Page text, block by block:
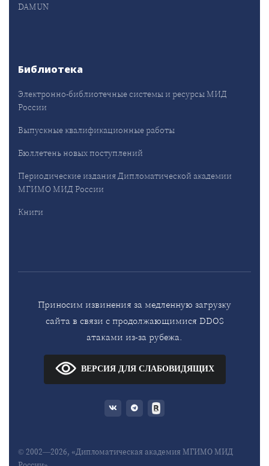
DAMUN
Библиотека
Электронно-библиотечные системы и ресурсы МИД
России
Выпускные квалификационные работы
Бюллетень новых поступлений
Периодические издания Дипломатической академии
МГИМО МИД России
Книги
Приносим извинения за медленную загрузку
сайта в связи с продолжающимися DDOS
атаками из-за рубежа.
ВЕРСИЯ ДЛЯ СЛАБОВИДЯЩИХ
© 2002—2026, «Дипломатическая академия МГИМО МИД